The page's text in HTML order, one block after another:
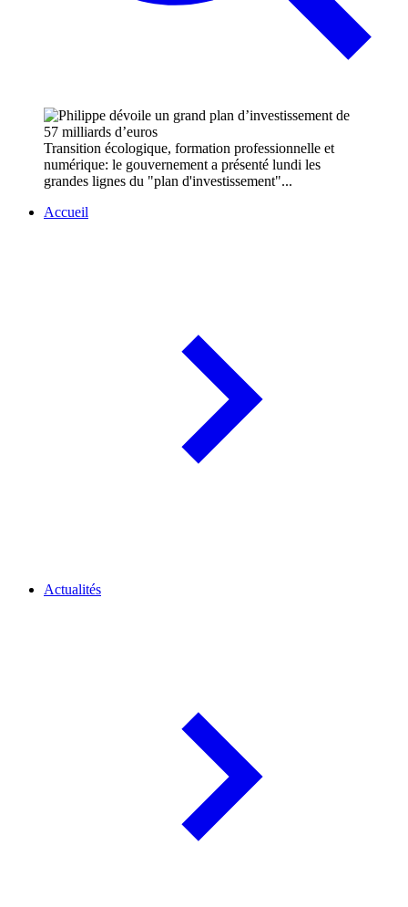
Transition écologique, formation professionnelle et
numérique: le gouvernement a présenté lundi les
grandes lignes du "plan d'investissement"...
Accueil
Actualités